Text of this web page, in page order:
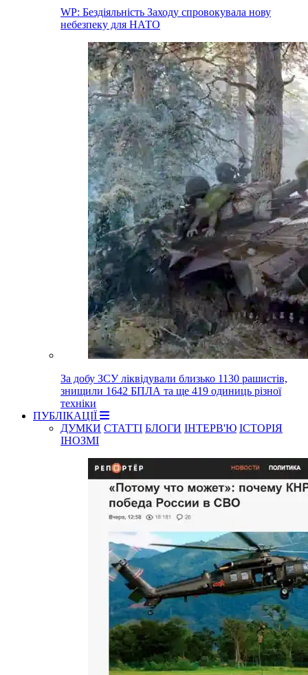
WP: Бездіяльність Заходу спровокувала нову
небезпеку для НАТО
За добу ЗСУ ліквідували близько 1130 рашистів,
знищили 1642 БПЛА та ще 419 одиниць різної
техніки
ПУБЛІКАЦІЇ
ДУМКИ СТАТТІ БЛОГИ ІНТЕРВ'Ю ІСТОРІЯ
ІНОЗМІ